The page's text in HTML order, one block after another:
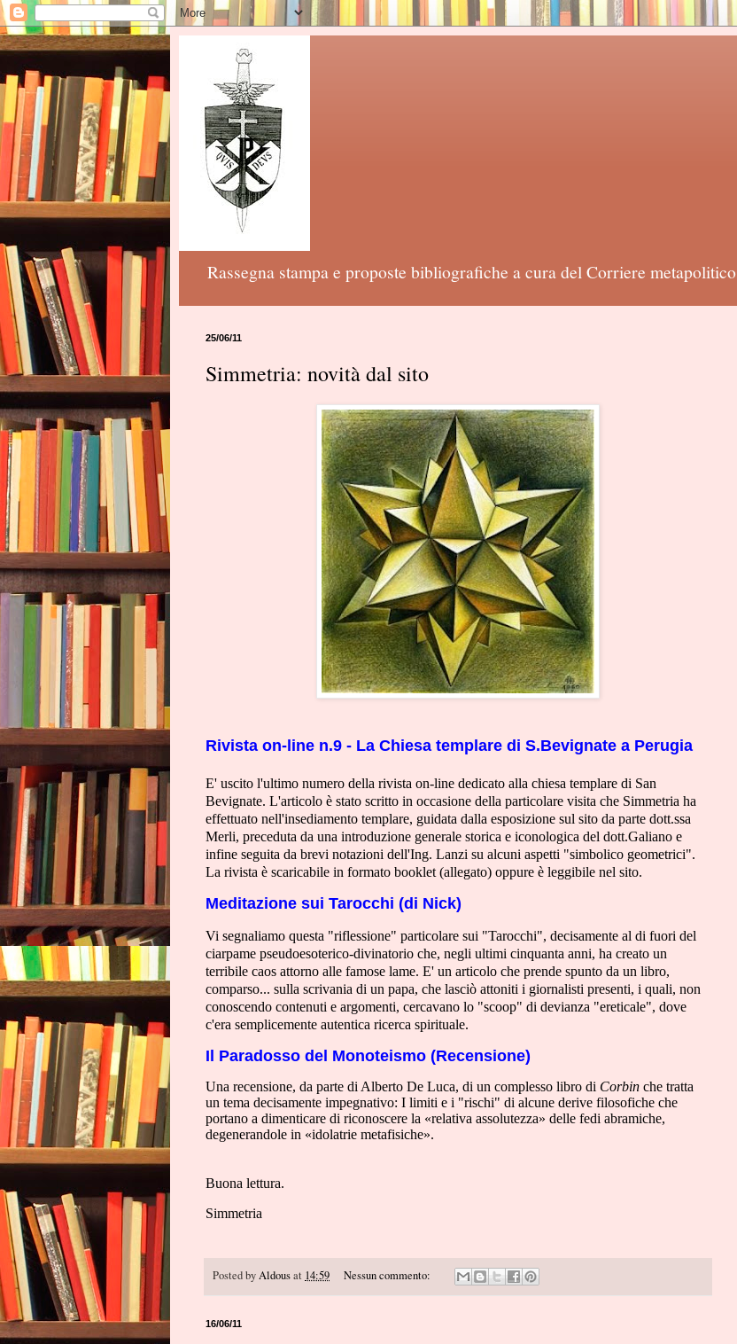
Rassegna stampa e proposte bibliografiche a cura del Corriere metapolitico
25/06/11
Simmetria: novità dal sito
Rivista on-line n.9 - La Chiesa templare di S.Bevignate a Perugia
E' uscito l'ultimo numero della rivista on-line dedicato alla chiesa templare di San
Bevignate. L'articolo è stato scritto in occasione della particolare visita che Simmetria ha
effettuato nell'insediamento templare, guidata dalla esposizione sul sito da parte dott.ssa
Merli, preceduta da una introduzione generale storica e iconologica del dott.Galiano e
infine seguita da brevi notazioni dell'Ing. Lanzi su alcuni aspetti "simbolico geometrici".
La rivista è scaricabile in formato booklet (allegato) oppure è leggibile nel sito.
Meditazione sui Tarocchi (di Nick)
Vi segnaliamo questa "riflessione" particolare sui "Tarocchi", decisamente al di fuori del
ciarpame pseudoesoterico-divinatorio che, negli ultimi cinquanta anni, ha creato un
terribile caos attorno alle famose lame. E' un articolo che prende spunto da un libro,
comparso... sulla scrivania di un papa, che lasciò attoniti i giornalisti presenti, i quali, non
conoscendo contenuti e argomenti, cercavano lo "scoop" di devianza "ereticale", dove
c'era semplicemente autentica ricerca spirituale.
Il Paradosso del Monoteismo (Recensione)
Una recensione, da parte di Alberto De Luca, di un complesso libro di Corbin che tratta
un tema decisamente impegnativo: I limiti e i "rischi" di alcune derive filosofiche che
portano a dimenticare di riconoscere la «relativa assolutezza» delle fedi abramiche,
degenerandole in «idolatrie metafisiche».
Buona lettura.
Simmetria
Posted byAldousat 14:59 Nessun commento:
16/06/11